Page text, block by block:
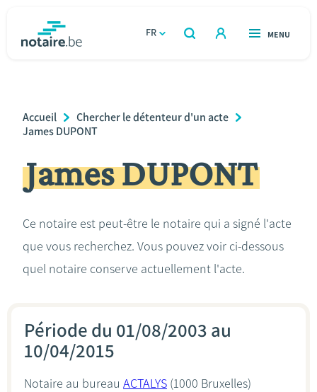
FR
OUVERT
RECHERCHER
OUVERT
MENU
Relations et vivre ensemble
Héritage et donations
Le notaire
Breadcrumb
Accueil
Chercher le détenteur d'un acte
James DUPONT
James DUPONT
Ce notaire est peut-être le notaire qui a signé l'acte
que vous recherchez. Vous pouvez voir ci-dessous
quel notaire conserve actuellement l'acte.
Période du 01/08/2003 au
10/04/2015
Notaire au bureau ACTALYS (1000 Bruxelles)